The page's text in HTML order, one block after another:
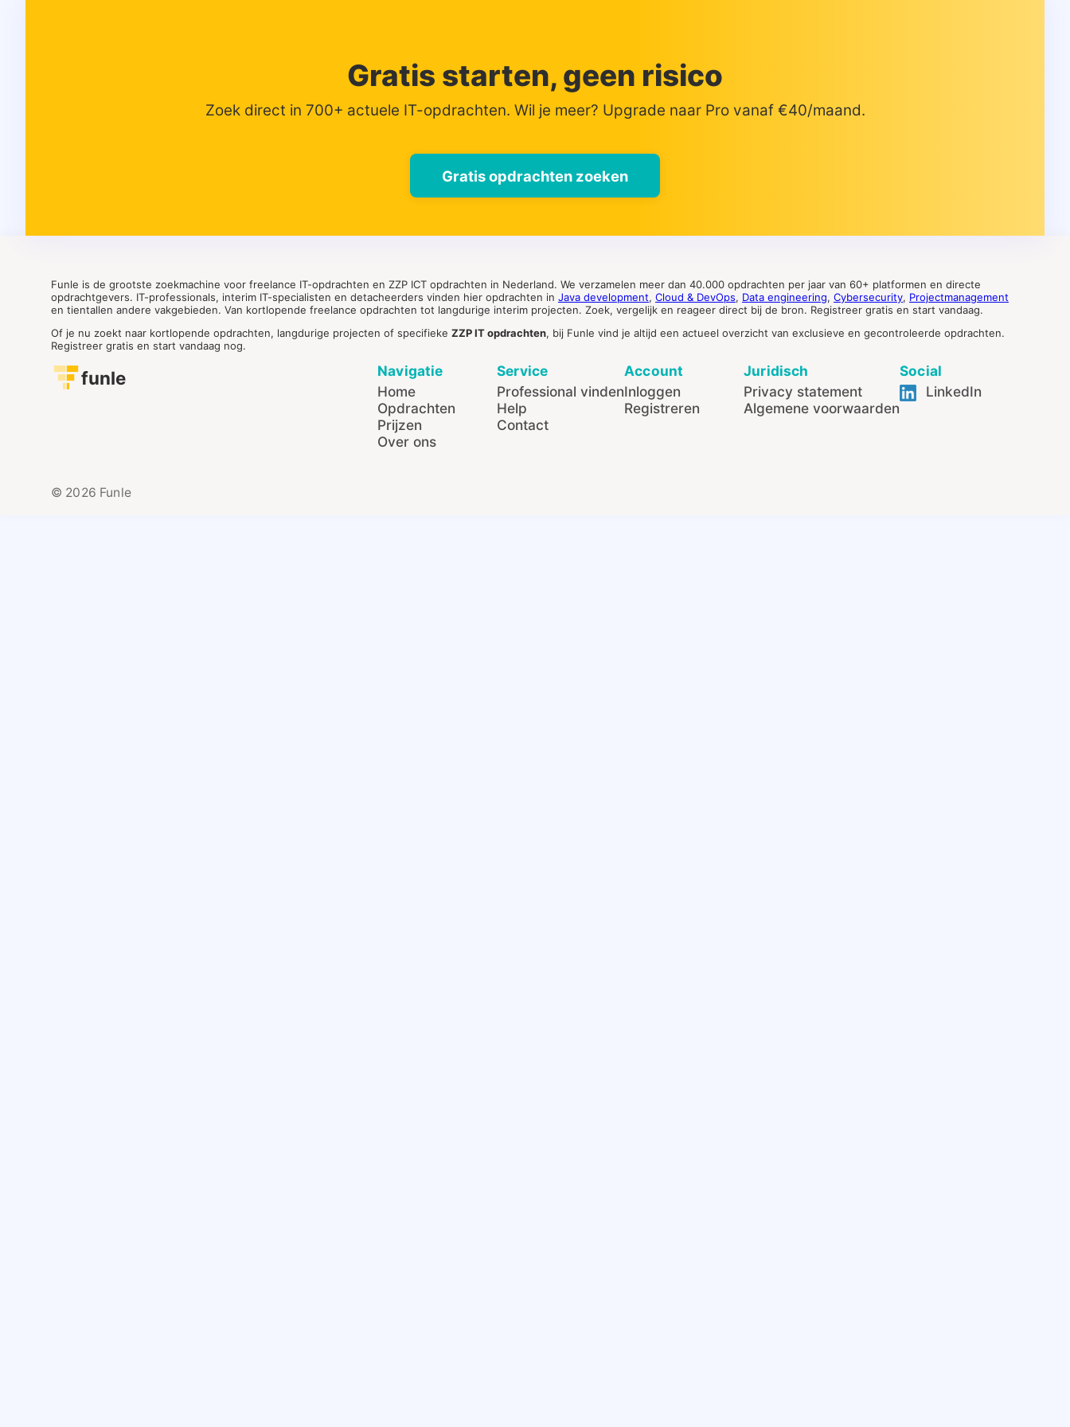
Gratis starten, geen risico
Zoek direct in 700+ actuele IT-opdrachten. Wil je meer? Upgrade naar Pro vanaf €40/maand.
Gratis opdrachten zoeken
Funle is de grootste zoekmachine voor freelance IT-opdrachten en ZZP ICT opdrachten in Nederland. We verzamelen meer dan 40.000 opdrachten per jaar van 60+ platformen en directe
opdrachtgevers. IT-professionals, interim IT-specialisten en detacheerders vinden hier opdrachten in Java development, Cloud & DevOps, Data engineering, Cybersecurity, Projectmanagement
en tientallen andere vakgebieden. Van kortlopende freelance opdrachten tot langdurige interim projecten. Zoek, vergelijk en reageer direct bij de bron. Registreer gratis en start vandaag.
Of je nu zoekt naar kortlopende opdrachten, langdurige projecten of specifieke ZZP IT opdrachten, bij Funle vind je altijd een actueel overzicht van exclusieve en gecontroleerde opdrachten.
Registreer gratis en start vandaag nog.
funle
Navigatie
Home
Opdrachten
Prijzen
Over ons
Service
Professional vinden
Help
Contact
Account
Inloggen
Registreren
Juridisch
Privacy statement
Algemene voorwaarden
Social
LinkedIn
© 2026 Funle